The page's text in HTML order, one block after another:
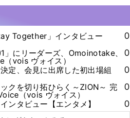
Together」インタビュー
0
」にリーダーズ、Omoinotake、
vois ヴォイス）
0
定、会見に出席した初出場組
0
ックを切り拓ひらく～ZION～ 完
（vois ヴォイス）
0
ンタビュー【エンタメ】 0